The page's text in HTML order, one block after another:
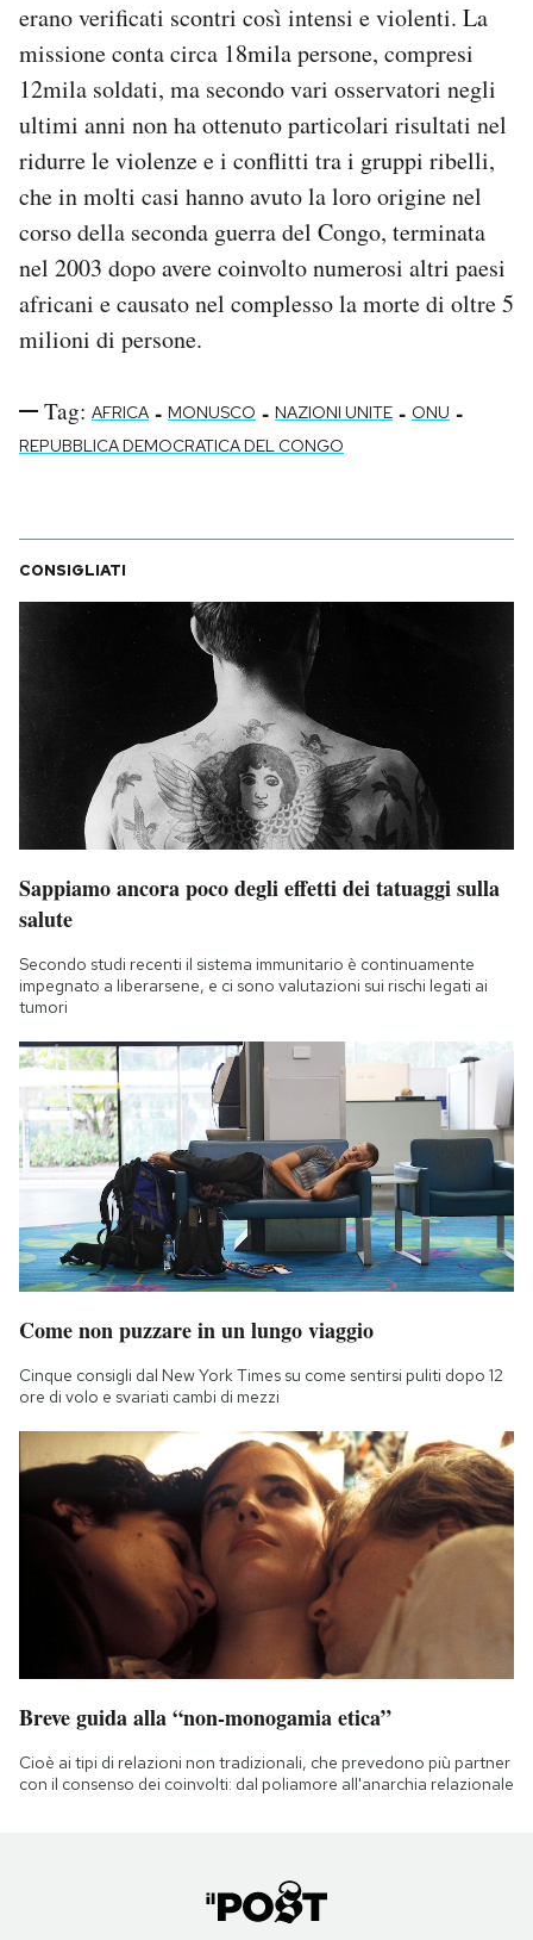
erano verificati scontri così intensi e violenti. La
missione conta circa 18mila persone, compresi
12mila soldati, ma secondo vari osservatori negli
ultimi anni non ha ottenuto particolari risultati nel
ridurre le violenze e i conflitti tra i gruppi ribelli,
che in molti casi hanno avuto la loro origine nel
corso della seconda guerra del Congo, terminata
nel 2003 dopo avere coinvolto numerosi altri paesi
africani e causato nel complesso la morte di oltre 5
milioni di persone.
Tag: AFRICA - MONUSCO - NAZIONI UNITE - ONU -
REPUBBLICA DEMOCRATICA DEL CONGO
CONSIGLIATI
Sappiamo ancora poco degli effetti dei tatuaggi sulla
salute
Secondo studi recenti il sistema immunitario è continuamente
impegnato a liberarsene, e ci sono valutazioni sui rischi legati ai
tumori
Come non puzzare in un lungo viaggio
Cinque consigli dal New York Times su come sentirsi puliti dopo 12
ore di volo e svariati cambi di mezzi
Breve guida alla “non-monogamia etica”
Cioè ai tipi di relazioni non tradizionali, che prevedono più partner
con il consenso dei coinvolti: dal poliamore all'anarchia relazionale